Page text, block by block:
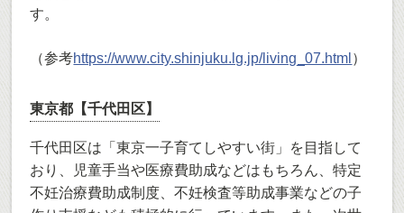
す。
（参考https://www.city.shinjuku.lg.jp/living_07.html ）
東京都【千代田区】
千代田区は「東京一子育てしやすい街」を目指して
おり、児童手当や医療費助成などはもちろん、特定
不妊治療費助成制度、不妊検査等助成事業などの子